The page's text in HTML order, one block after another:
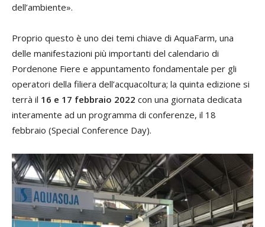
dell’ambiente».
Proprio questo è uno dei temi chiave di AquaFarm, una
delle manifestazioni più importanti del calendario di
Pordenone Fiere e appuntamento fondamentale per gli
operatori della filiera dell’acquacoltura; la quinta edizione si
terrà il 16 e 17 febbraio 2022 con una giornata dedicata
interamente ad un programma di conferenze, il 18
febbraio (Special Conference Day).